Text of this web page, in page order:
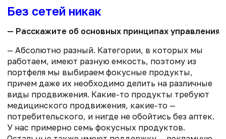
Без сетей никак
— Расскажите об основных принципах
— Абсолютно разный. Категории, в которых мы
работаем, имеют разную емкость, поэтому из
портфеля мы выбираем фокусные продукты,
причем даже их необходимо делить на различные
виды продвижения. Какие-то продукты требуют
медицинского продвижения, какие-то —
потребительского, и нигде не обойтись без аптек.
У нас примерно семь фокусных продуктов.